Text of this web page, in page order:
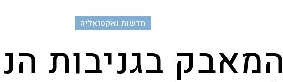
חדשות ואקטואליה
המאבק בגניבות